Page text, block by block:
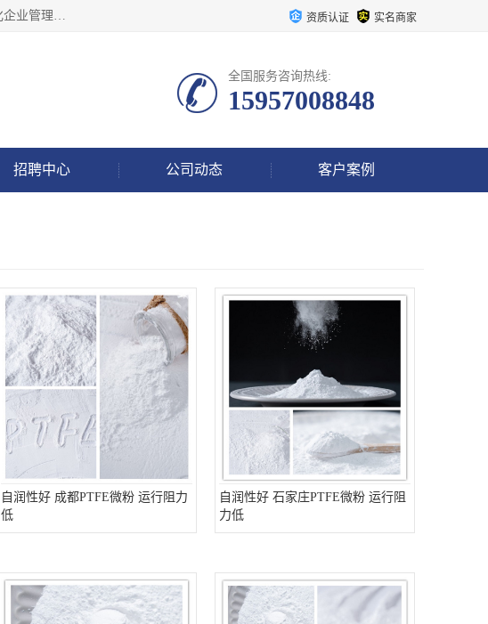
金华氟茂化工科技有限公司，位于浙江省的活力城市金华，公司集化工产品的技术研发、销售于一身，公司推行现代化企业管理理念，公司成立以来吸引了一批技术、业务、能力良好的科技人才，为多种产品的推广流通搭建良好的服务平台。我公司主要经营产品包括：PTFE微粉、FEP微粉、ECTFE、PES微粉等，这些产品由于具有、耐腐蚀、耐高温等性能而广泛应用于许多领域。 资质认证 实名商家
全国服务咨询热线:
15957008848
招聘中心 公司动态 客户案例
自润性好 成都PTFE微粉 运行阻力
低
自润性好 石家庄PTFE微粉 运行阻
力低